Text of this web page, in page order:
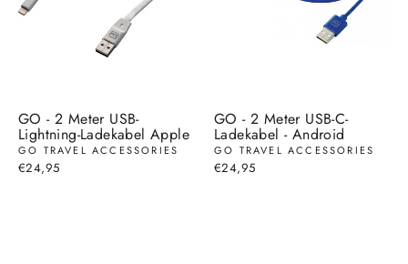
GO - 2 Meter USB-
Lightning-Ladekabel Apple
GO TRAVEL ACCESSORIES
€24,95
GO - 2 Meter USB-C-
Ladekabel - Android
GO TRAVEL ACCESSORIES
€24,95